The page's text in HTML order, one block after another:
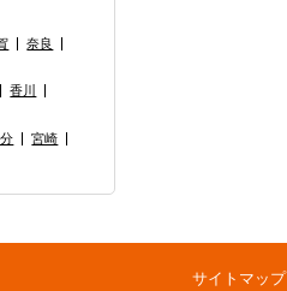
奈良
香川
宮崎
サイトマップ